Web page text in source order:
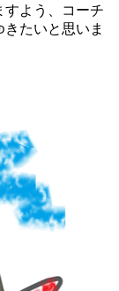
すよう、コーチ
たいと思いま